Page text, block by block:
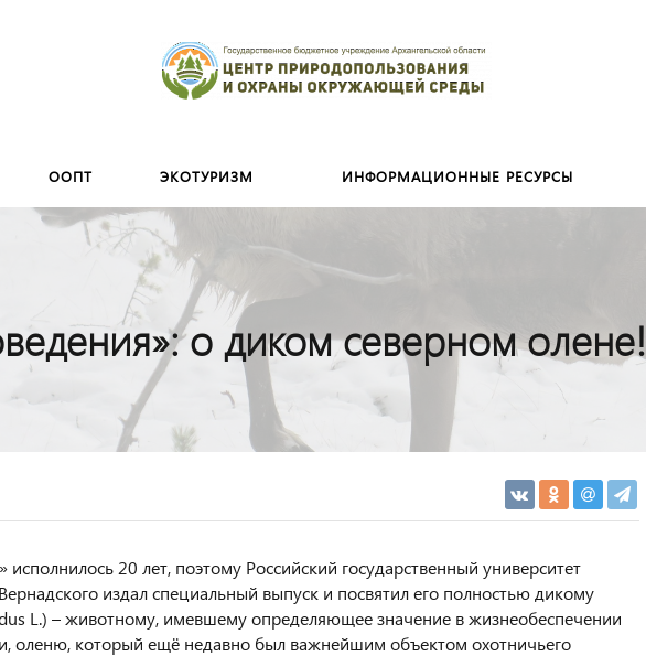
ООПТ ЭКОТУРИЗМ ИНФОРМАЦИОННЫЕ РЕСУРСЫ
о диком северном олене!
20 лет, поэтому Российский государственный университет
издал специальный выпуск и посвятил его полностью дикому
L.) – животному, имевшему определяющее значение в жизнеобеспечении
оленю, который ещё недавно был важнейшим объектом охотничьего